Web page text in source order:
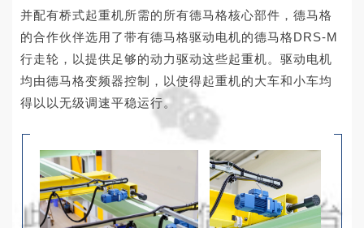
并配有桥式起重机所需的所有德马格核心部件，德马格
的合作伙伴选用了带有德马格驱动电机的德马格DRS-M
行走轮，以提供足够的动力驱动这些起重机。驱动电机
均由德马格变频器控制，以使得起重机的大车和小车均
得以以无级调速平稳运行。